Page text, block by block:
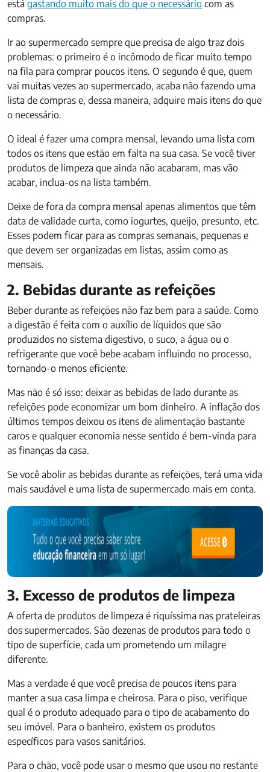
está gastando muito mais do que o necessário com as
compras.
Ir ao supermercado sempre que precisa de algo traz dois
problemas: o primeiro é o incômodo de ficar muito tempo
na fila para comprar poucos itens. O segundo é que, quem
vai muitas vezes ao supermercado, acaba não fazendo uma
lista de compras e, dessa maneira, adquire mais itens do que
o necessário.
O ideal é fazer uma compra mensal, levando uma lista com
todos os itens que estão em falta na sua casa. Se você tiver
produtos de limpeza que ainda não acabaram, mas vão
acabar, inclua-os na lista também.
Deixe de fora da compra mensal apenas alimentos que têm
data de validade curta, como iogurtes, queijo, presunto, etc.
Esses podem ficar para as compras semanais, pequenas e
que devem ser organizadas em listas, assim como as
mensais.
2. Bebidas durante as refeições
Beber durante as refeições não faz bem para a saúde. Como
a digestão é feita com o auxílio de líquidos que são
produzidos no sistema digestivo, o suco, a água ou o
refrigerante que você bebe acabam influindo no processo,
tornando-o menos eficiente.
Mas não é só isso: deixar as bebidas de lado durante as
refeições pode economizar um bom dinheiro. A inflação dos
últimos tempos deixou os itens de alimentação bastante
caros e qualquer economia nesse sentido é bem-vinda para
as finanças da casa.
Se você abolir as bebidas durante as refeições, terá uma vida
mais saudável e uma lista de supermercado mais em conta.
3. Excesso de produtos de limpeza
A oferta de produtos de limpeza é riquíssima nas prateleiras
dos supermercados. São dezenas de produtos para todo o
tipo de superfície, cada um prometendo um milagre
diferente.
Mas a verdade é que você precisa de poucos itens para
manter a sua casa limpa e cheirosa. Para o piso, verifique
qual é o produto adequado para o tipo de acabamento do
seu imóvel. Para o banheiro, existem os produtos
específicos para vasos sanitários.
Para o chão, você pode usar o mesmo que usou no restante